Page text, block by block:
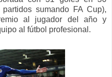
sumando FA Cup),
al jugador del año y
al fútbol profesional.